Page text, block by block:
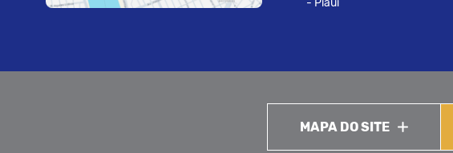
- Piauí
MAPA DO SITE